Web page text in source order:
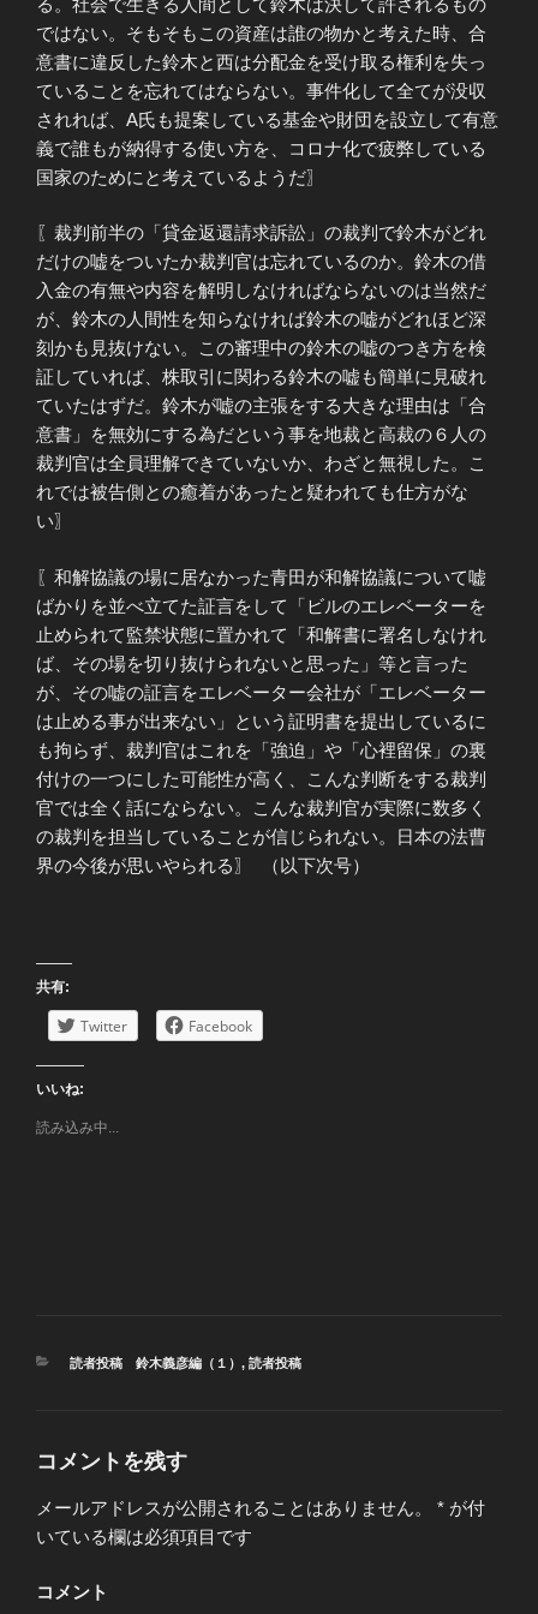
ではない。そもそもこの資産は誰の物かと考えた時、合
意書に違反した鈴木と西は分配金を受け取る権利を失っ
ていることを忘れてはならない。事件化して全てが没収
されれば、A氏も提案している基金や財団を設立して有意
義で誰もが納得する使い方を、コロナ化で疲弊している
国家のためにと考えているようだ〗
〖裁判前半の「貸金返還請求訴訟」の裁判で鈴木がどれ
だけの嘘をついたか裁判官は忘れているのか。鈴木の借
入金の有無や内容を解明しなければならないのは当然だ
が、鈴木の人間性を知らなければ鈴木の嘘がどれほど深
刻かも見抜けない。この審理中の鈴木の嘘のつき方を検
証していれば、株取引に関わる鈴木の嘘も簡単に見破れ
ていたはずだ。鈴木が嘘の主張をする大きな理由は「合
意書」を無効にする為だという事を地裁と高裁の６人の
裁判官は全員理解できていないか、わざと無視した。こ
れでは被告側との癒着があったと疑われても仕方がな
い〗
〖和解協議の場に居なかった青田が和解協議について嘘
ばかりを並べ立てた証言をして「ビルのエレベーターを
止められて監禁状態に置かれて「和解書に署名しなけれ
ば、その場を切り抜けられないと思った」等と言った
が、その嘘の証言をエレベーター会社が「エレベーター
は止める事が出来ない」という証明書を提出しているに
も拘らず、裁判官はこれを「強迫」や「心裡留保」の裏
付けの一つにした可能性が高く、こんな判断をする裁判
官では全く話にならない。こんな裁判官が実際に数多く
の裁判を担当していることが信じられない。日本の法曹
界の今後が思いやられる〗 （以下次号）
共有:
Twitter Facebook
いいね:
読み込み中...
カ
読者投稿 鈴木義彦編（１） , 読者投稿
コメントを残す
メールアドレスが公開されることはありません。 * が付
いている欄は必須項目です
コメント